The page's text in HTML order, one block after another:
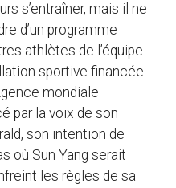
s’entraîner, mais il ne
d’un programme
athlètes de l’équipe
sportive financée
mondiale
par la voix de son
son intention de
où Sun Yang serait
les règles de sa